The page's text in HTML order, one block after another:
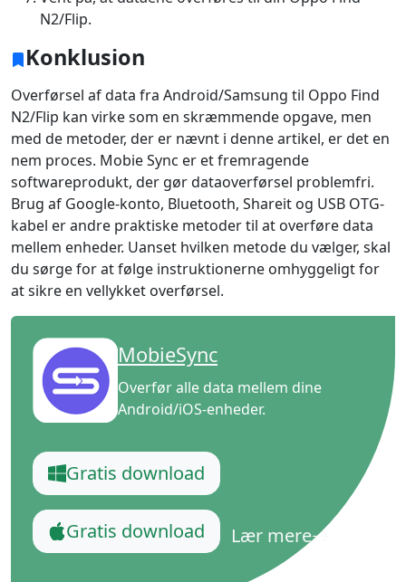
N2/Flip.
Konklusion
Overførsel af data fra Android/Samsung til Oppo Find
N2/Flip kan virke som en skræmmende opgave, men
med de metoder, der er nævnt i denne artikel, er det en
nem proces. Mobie Sync er et fremragende
softwareprodukt, der gør dataoverførsel problemfri.
Brug af Google-konto, Bluetooth, Shareit og USB OTG-
kabel er andre praktiske metoder til at overføre data
mellem enheder. Uanset hvilken metode du vælger, skal
du sørge for at følge instruktionerne omhyggeligt for
at sikre en vellykket overførsel.
MobieSync
Overfør alle data mellem dine
Android/iOS-enheder.
Gratis download
Gratis download Lær mere